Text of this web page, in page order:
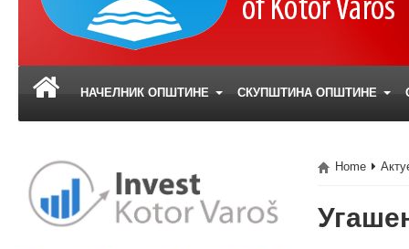
НАЧЕЛНИК ОПШТИНЕ СКУПШТИНА ОПШТИНЕ
Home